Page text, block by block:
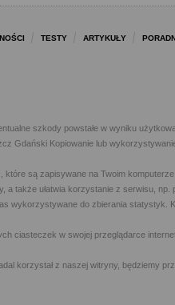
TESTY ARTYKUŁY
szkody powstałe w wyniku
Gdański Kopiowanie lub
są zapisywane na Twoim
a także ułatwia korzystanie z serwisu,
wykorzystywane do zbierania statystyk.
ciasteczek w swojej przeglądarce
korzystał z naszej witryny, będziemy